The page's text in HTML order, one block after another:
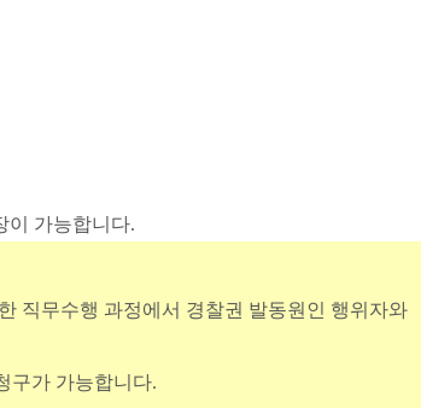
이 가능합니다.
직무수행 과정에서 경찰권 발동원인 행위자와
구가 가능합니다.